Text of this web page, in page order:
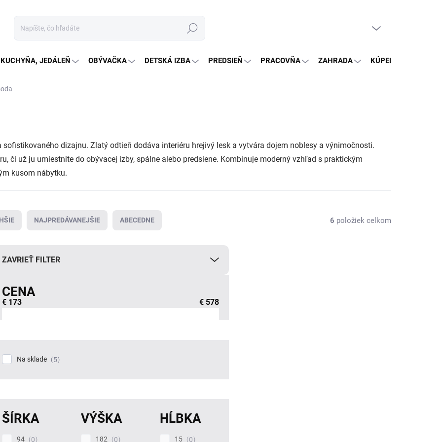
Hľadať
KUCHYŇA, JEDÁLEŇ OBÝVAČKA DETSKÁ IZBA PREDSIEŇ PRACOVŇA ZAHRADA KÚPEĽŇA
dizajnu. Zlatý odtieň dodáva interiéru hrejivý lesk a vytvára dojem noblesy a výnimočnosti.
či už ju umiestnite do obývacej izby, spálne alebo predsiene. Kombinuje moderný vzhľad s praktickým
kusom nábytku.
NAJPREDÁVANEJŠIE ABECEDNE 6 položiek celkom
ZAVRIEŤ FILTER
CENA
€ 173 € 578
Na sklade 5
ŠÍRKA
94
0
VÝŠKA
182
0
HĹBKA
15
0